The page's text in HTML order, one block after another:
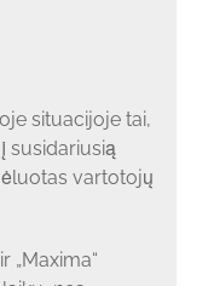
situacijoje tai,
susidariusią
vartotojų
„Maxima“